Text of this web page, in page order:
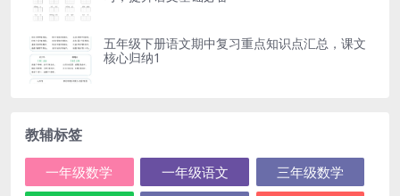
五年级下册语文期中复习重点知识点汇总，课文
核心归纳1
教辅标签
一年级数学 一年级语文
三年级数学